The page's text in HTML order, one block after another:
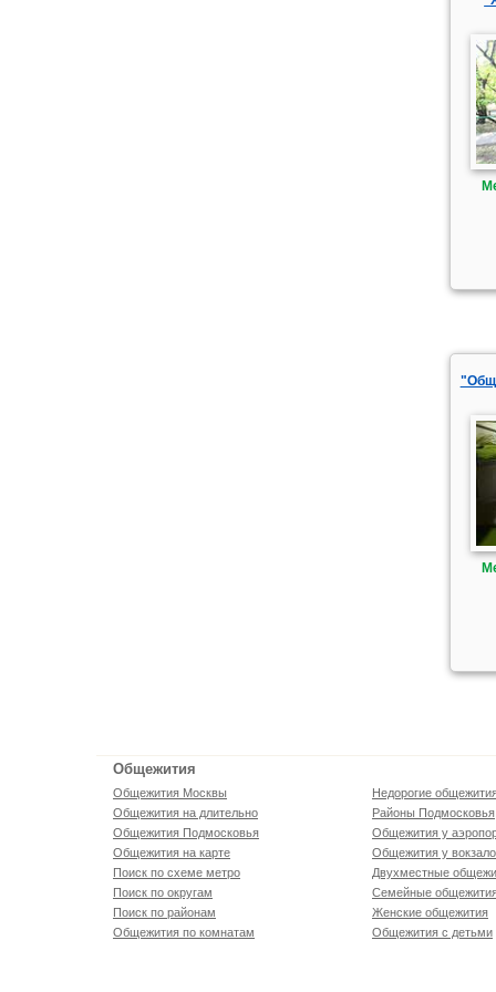
Общежития
Общежития Москвы
Общежития на длительно
Общежития Подмосковья
Общежития на карте
Поиск по схеме метро
Поиск по округам
Поиск по районам
Общежития по комнатам
Недорогие
Районы Подмосковья
Общежития у
Общежития у
Двухместные
Семейные
Женские общежития
Общежития с детьми